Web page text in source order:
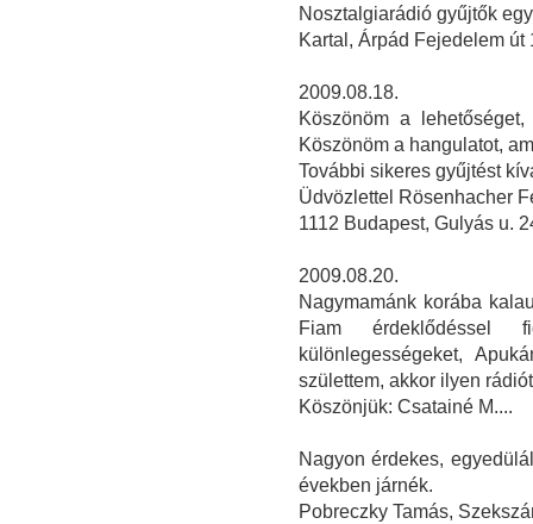
Nosztalgiarádió gyűjtők
Kartal, Árpád Fejedelem út
2009.08.18.
Köszönöm a
Köszönöm a hangulatot,
További sikeres gyűjtést
Üdvözlettel Rösenhacher
1112 Budapest, Gulyás u.
2009.08.20.
Nagymamánk korába
Fiam
különlegességeket,
születtem, akkor ilyen
Köszönjük: Csatainé M....
Nagyon érdekes,
években járnék.
Pobreczky Tamás,